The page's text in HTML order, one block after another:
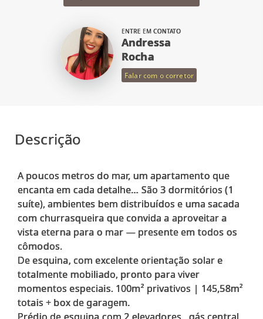
ENTRE EM CONTATO
Andressa
Rocha
Falar com o corretor
Descrição
A poucos metros do mar, um apartamento que
encanta em cada detalhe… São 3 dormitórios (1
suíte), ambientes bem distribuídos e uma sacada
com churrasqueira que convida a aproveitar a
vista eterna para o mar — presente em todos os
cômodos.
De esquina, com excelente orientação solar e
totalmente mobiliado, pronto para viver
momentos especiais. 100m² privativos | 145,58m²
totais + box de garagem.